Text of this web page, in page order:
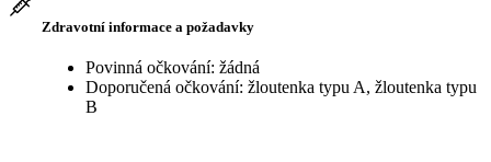
Zdravotní informace a požadavky
Povinná očkování: žádná
Doporučená očkování: žloutenka typu A, žloutenka typu
B